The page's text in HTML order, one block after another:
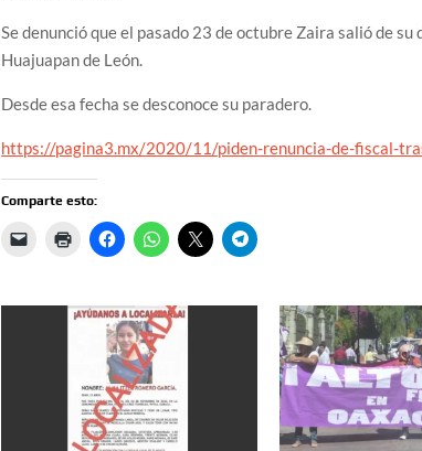
Se denunció que el pasado 23 de octubre Zaira salió de
Huajuapan de León.
Desde esa fecha se desconoce su paradero.
https://pagina3.mx/2020/11/piden-renuncia-de-fiscal-
Comparte esto: